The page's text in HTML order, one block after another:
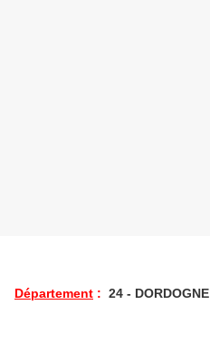
Département : 24 - DORDOGNE